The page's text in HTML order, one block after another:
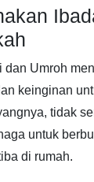
dan Umroh
keinginan
tidak
untuk
di rumah.